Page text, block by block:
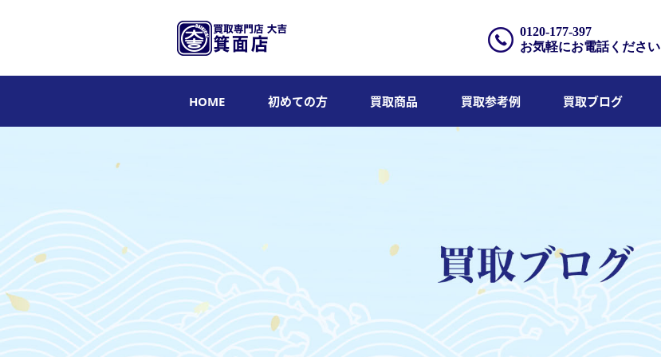
0120-177-397
お気軽にお電話ください
HOME 初めての方 買取商品 買取参考例 買取ブログ